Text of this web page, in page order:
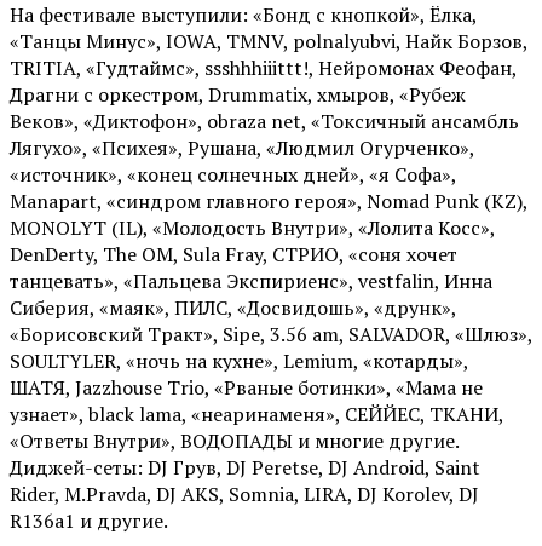
На фестивале выступили: «Бонд с кнопкой», Ёлка,
«Танцы Минус», IOWA, TMNV, polnalyubvi, Найк Борзов,
TRITIA, «Гудтаймс», ssshhhiiittt!, Нейромонах Феофан,
Драгни с оркестром, Drummatix, хмыров, «Рубеж
Веков», «Диктофон», obraza net, «Токсичный ансамбль
Лягухо», «Психея», Рушана, «Людмил Огурченко»,
«источник», «конец солнечных дней», «я Софа»,
Manapart, «синдром главного героя», Nomad Punk (KZ),
MONOLYT (IL), «Молодость Внутри», «Лолита Косс»,
DenDerty, The OM, Sula Fray, СТРИО, «соня хочет
танцевать», «Пальцева Экспириенс», vestfalin, Инна
Сиберия, «маяк», ПИЛС, «Досвидошь», «друнк»,
«Борисовский Тракт», Sipe, 3.56 am, SALVADOR, «Шлюз»,
SOULTYLER, «ночь на кухне», Lemium, «котарды»,
ШАТЯ, Jazzhouse Trio, «Рваные ботинки», «Мама не
узнает», black lama, «неаринаменя», СЕЙЙЕС, ТКАНИ,
«Ответы Внутри», ВОДОПАДЫ и многие другие.
Диджей-сеты: DJ Грув, DJ Peretse, DJ Android, Saint
Rider, М.Pravda, DJ AKS, Somnia, LIRA, DJ Korolev, DJ
R136a1 и другие.